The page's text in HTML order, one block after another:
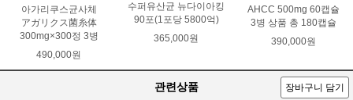
아가리쿠스균사체
アガリクス菌糸体
300mg×300정 3병
490,000원
수퍼유산균 뉴다이아킹
90포(1포당 5800억)
365,000원
AHCC 500mg 60캡슐
3병 상품 총 180캡슐
390,000원
관련상품 장바구니 담기